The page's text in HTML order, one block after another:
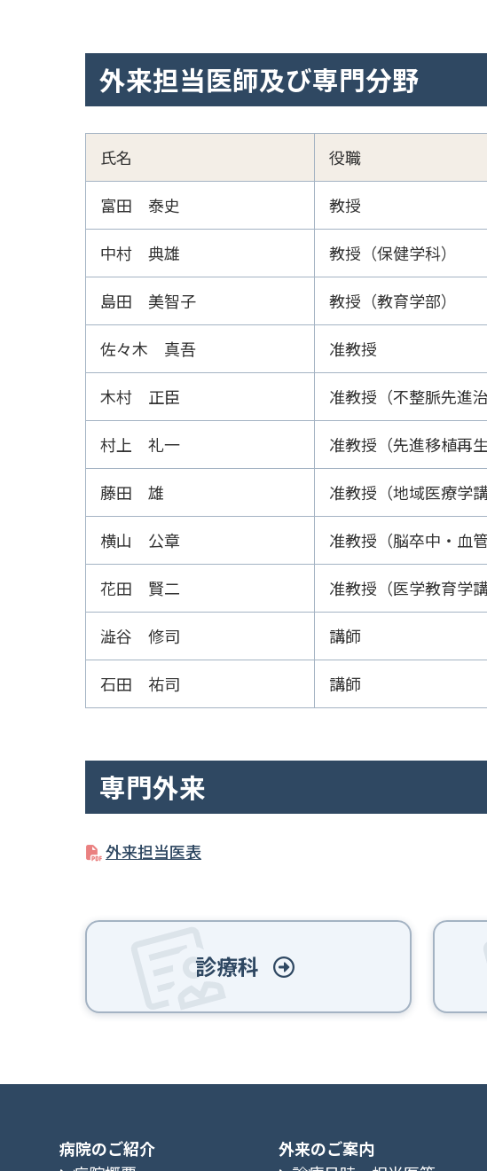
外来担当医師及び専門分野
氏名 役職
富田 泰史 教授
中村 典雄 教授（保健学科）
島田 美智子 教授（教育学部）
佐々木 真吾 准教授
木村 正臣 准教授（不整脈先進
村上 礼一 准教授（先進移植再
藤田 雄 准教授（地域医療学講
横山 公章 准教授（脳卒中・血
花田 賢二 准教授（医学教育学講
澁谷 修司 講師
石田 祐司 講師
専門外来
外来担当医表
診療科
病院のご紹介
外来のご案内